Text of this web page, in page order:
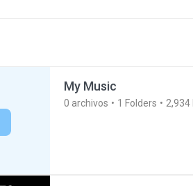
My Music
0 archivos 1 Folders 2,934